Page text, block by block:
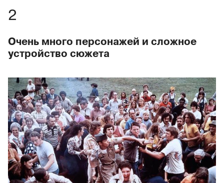
Очень много персонажей и сложное
устройство сюжета